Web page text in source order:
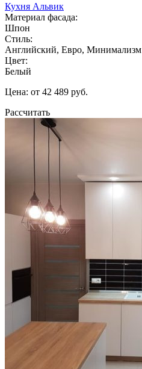
Кухня Альвик
Материал фасада:
Шпон
Стиль:
Английский, Евро, Минимализм
Цвет:
Белый
Цена: от 42 489 руб.
Рассчитать